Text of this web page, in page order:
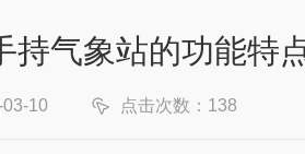
持气象站的功能特
10 点击次数：138